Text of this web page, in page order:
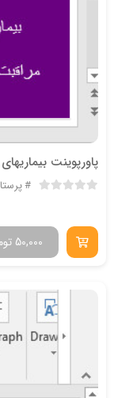
پاورپوینت
50,000